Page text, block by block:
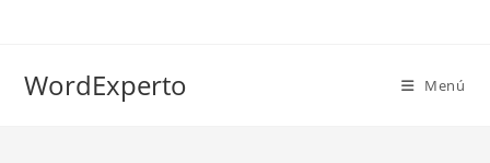
WordExperto Menú